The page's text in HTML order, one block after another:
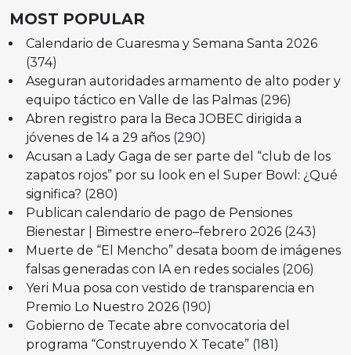
MOST POPULAR
Calendario de Cuaresma y Semana Santa 2026
(374)
Aseguran autoridades armamento de alto poder y
equipo táctico en Valle de las Palmas (296)
Abren registro para la Beca JOBEC dirigida a
jóvenes de 14 a 29 años (290)
Acusan a Lady Gaga de ser parte del “club de los
zapatos rojos” por su look en el Super Bowl: ¿Qué
significa? (280)
Publican calendario de pago de Pensiones
Bienestar | Bimestre enero–febrero 2026 (243)
Muerte de “El Mencho” desata boom de imágenes
falsas generadas con IA en redes sociales (206)
Yeri Mua posa con vestido de transparencia en
Premio Lo Nuestro 2026 (190)
Gobierno de Tecate abre convocatoria del
programa “Construyendo X Tecate” (181)